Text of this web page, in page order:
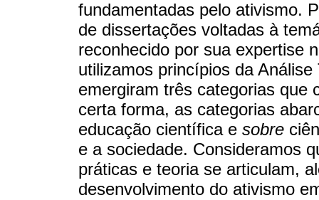
fundamentadas pelo ativismo.
de dissertações voltadas à
reconhecido por sua expertise
utilizamos princípios da
emergiram três categorias que
certa forma, as categorias
educação científica e sobre
e a sociedade. Consideramos
práticas e teoria se articulam,
desenvolvimento do ativismo